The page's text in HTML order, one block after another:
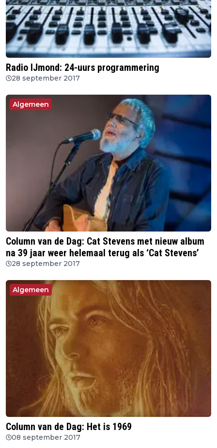
Radio IJmond: 24-uurs programmering
28 september 2017
Algemeen
Column van de Dag: Cat Stevens met nieuw album
na 39 jaar weer helemaal terug als ‘Cat Stevens’
28 september 2017
Algemeen
Column van de Dag: Het is 1969
08 september 2017